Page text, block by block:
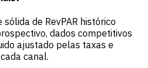
de RevPAR histórico
dados competitivos
ajustado pelas taxas e
canal.